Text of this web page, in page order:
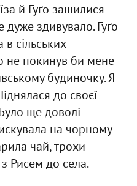
й Гуґо зашилися
дуже здивувало. Гуґо
в сільських
не покинув би мене
будиночку. Я
до своєї
ще доволі
на чорному
чай, трохи
з Рисем до села.